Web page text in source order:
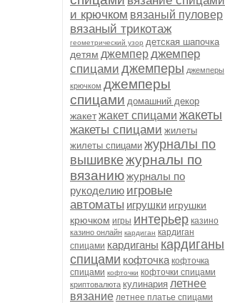
и крючком вязаный пуловер
вязаный трикотаж
геометрический узор детская шапочка
детям джемперджемпер
спицами джемперы джемперы
крючком джемперы
спицами домашний декор
жакетжакет спицами жакеты
жакеты спицами жилеты
жилеты спицами журналы по
вышивкежурналы по
вязаниюжурналы по
рукоделию игровые
автоматы игрушки игрушки
крючком игры интерьер казино
казино онлайн кардиган кардиган
спицами кардиганы кардиганы
спицами кофточка кофточка
спицами кофточки кофточки спицами
криптовалюта кулинария летнее
вязание летнее платье спицами